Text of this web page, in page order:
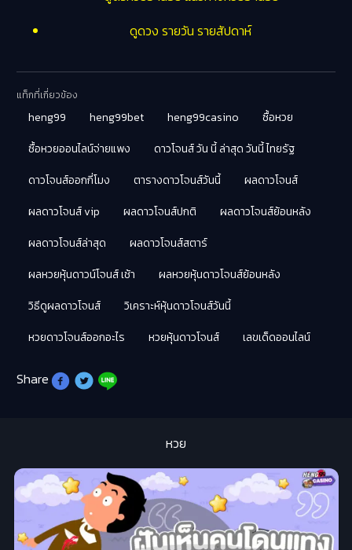
ดูดวง รายวัน รายสัปดาห์
แท็กที่เกี่ยวข้อง
heng99 heng99bet heng99casino
ซื้อหวย
ซื้อหวยออนไลน์จ่ายแพง
ดาวโจนส์ วัน นี้ ล่าสุด วันนี้ ไทยรัฐ
ดาวโจนส์ออกกี่โมง
ตารางดาวโจนส์วันนี้
ผลดาวโจนส์
ผลดาวโจนส์ vip
ผลดาวโจนส์ปกติ
ผลดาวโจนส์ย้อนหลัง
ผลดาวโจนส์ล่าสุด
ผลดาวโจนส์สตาร์
ผลหวยหุ้นดาวน์โจนส์ เช้า
ผลหวยหุ้นดาวโจนส์ย้อนหลัง
วิธีดูผลดาวโจนส์
วิเคราะห์หุ้นดาวโจนส์วันนี้
หวยดาวโจนส์ออกอะไร
หวยหุ้นดาวโจนส์ เลขเด็ดออนไลน์
Share
หวย